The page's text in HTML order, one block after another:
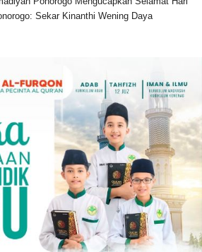
Sekar Kinanthi Wening Daya